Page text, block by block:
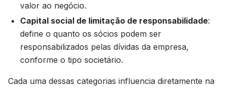
valor ao negócio.
Capital social de limitação de responsabilidade:
define o quanto os sócios podem ser
responsabilizados pelas dívidas da empresa,
conforme o tipo societário.
Cada uma dessas categorias influencia diretamente na